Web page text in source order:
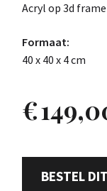
Acryl op 3d frame
Formaat:
40 x 40 x 4 cm
€
BESTEL